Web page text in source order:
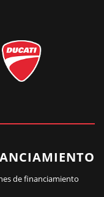
de financiamiento